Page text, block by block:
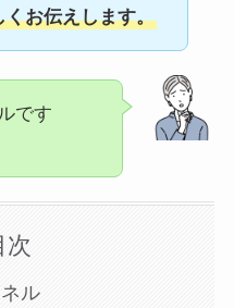
くお伝えします。
です
次
ル